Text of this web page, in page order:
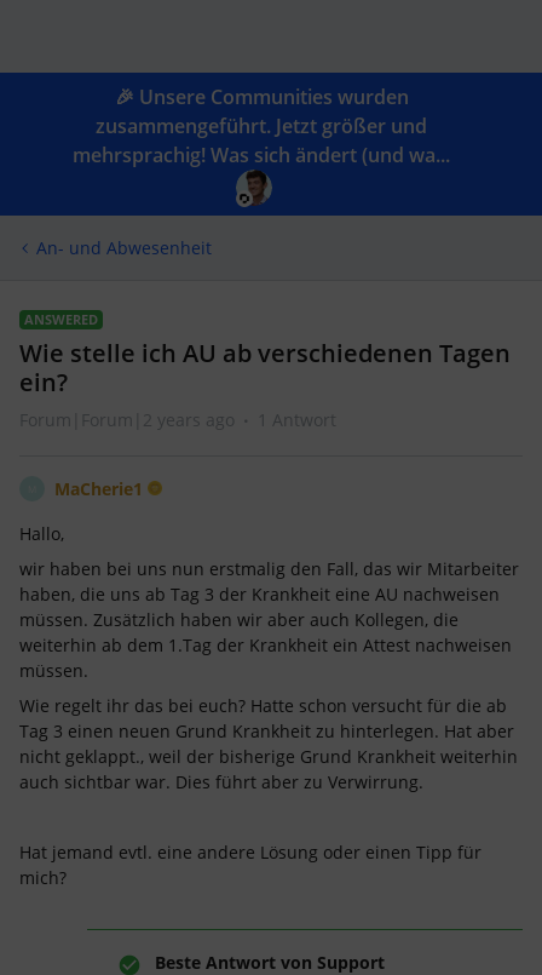
🎉 Unsere Communities wurden
zusammengeführt. Jetzt größer und
mehrsprachig! Was sich ändert (und wa...
An- und Abwesenheit
ANSWERED
Wie stelle ich AU ab verschiedenen Tagen
ein?
Forum|Forum|2 years ago 1 Antwort
MaCherie1
Hallo,
wir haben bei uns nun erstmalig den Fall, das wir Mitarbeiter
haben, die uns ab Tag 3 der Krankheit eine AU nachweisen
müssen. Zusätzlich haben wir aber auch Kollegen, die
weiterhin ab dem 1.Tag der Krankheit ein Attest nachweisen
müssen.
Wie regelt ihr das bei euch? Hatte schon versucht für die ab
Tag 3 einen neuen Grund Krankheit zu hinterlegen. Hat aber
nicht geklappt., weil der bisherige Grund Krankheit weiterhin
auch sichtbar war. Dies führt aber zu Verwirrung.
Hat jemand evtl. eine andere Lösung oder einen Tipp für
mich?
Beste Antwort von Support